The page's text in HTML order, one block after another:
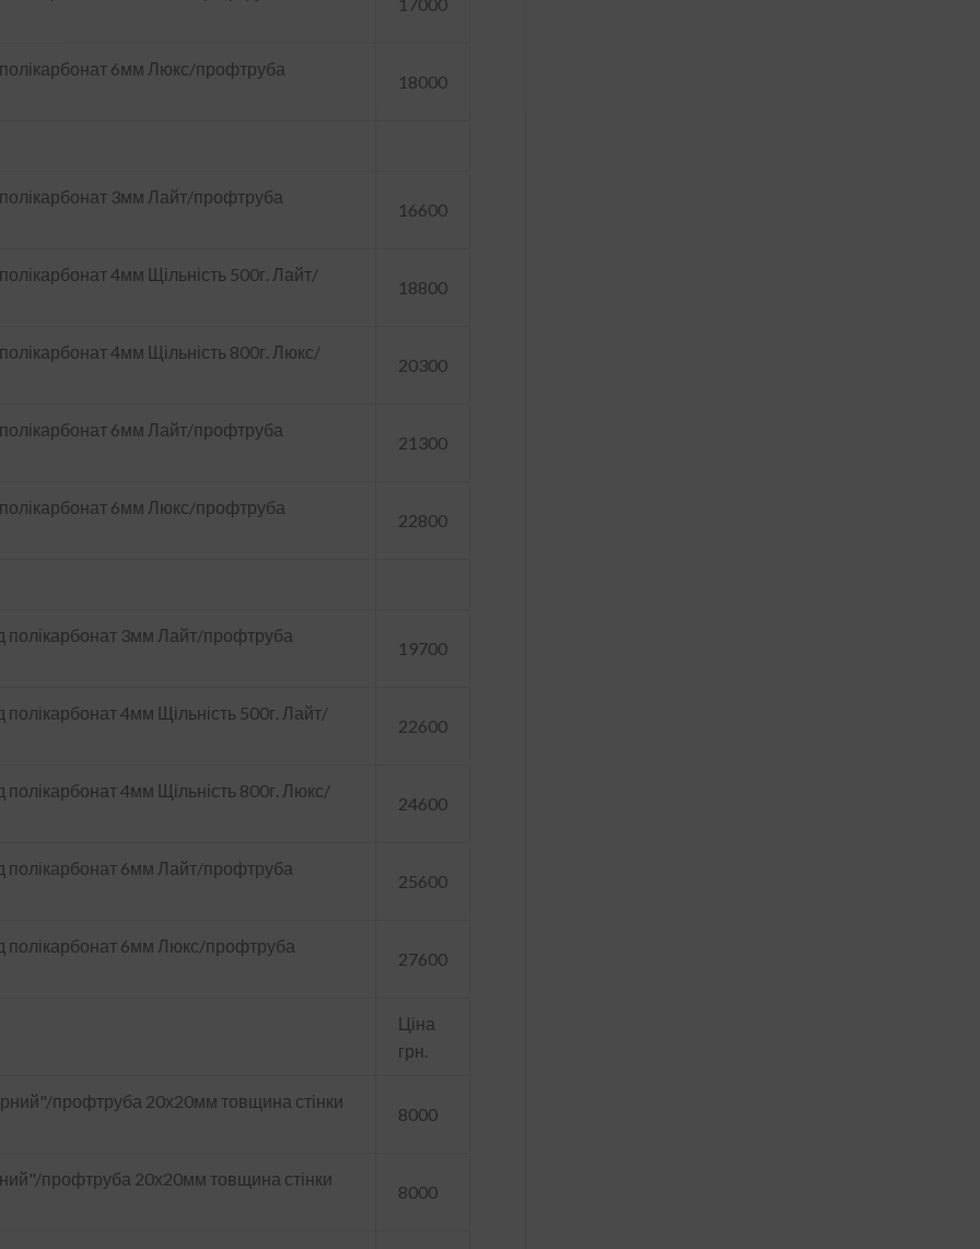
6мм Люкс/профтруба
18000
3мм Лайт/профтруба
16600
4мм Щільність 500г. Лайт/
18800
4мм Щільність 800г. Люкс/
20300
6мм Лайт/профтруба
21300
6мм Люкс/профтруба
22800
3мм Лайт/профтруба
19700
4мм Щільність 500г. Лайт/
22600
4мм Щільність 800г. Люкс/
24600
6мм Лайт/профтруба
25600
полікарбонат 6мм Люкс/профтруба
27600
Ціна
грн.
профтруба 20х20мм товщина стінки
8000
профтруба 20х20мм товщина стінки
8000